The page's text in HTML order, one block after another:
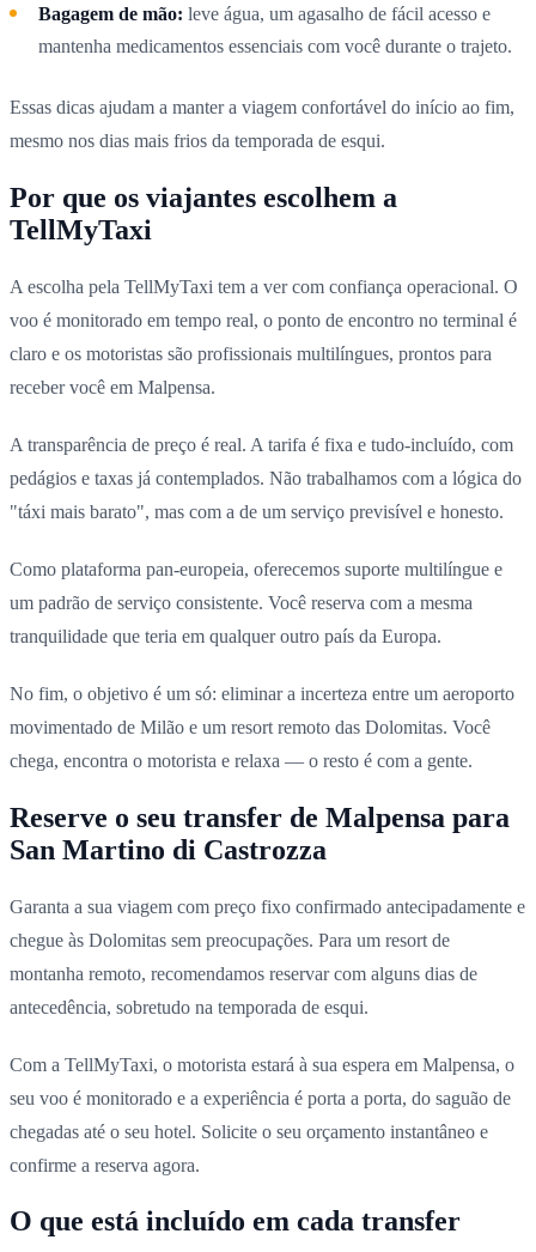
Bagagem de mão: leve água, um agasalho de fácil acesso e
mantenha medicamentos essenciais com você durante o trajeto.
Essas dicas ajudam a manter a viagem confortável do início ao fim,
mesmo nos dias mais frios da temporada de esqui.
Por que os viajantes escolhem a
TellMyTaxi
A escolha pela TellMyTaxi tem a ver com confiança operacional. O
voo é monitorado em tempo real, o ponto de encontro no terminal é
claro e os motoristas são profissionais multilíngues, prontos para
receber você em Malpensa.
A transparência de preço é real. A tarifa é fixa e tudo-incluído, com
pedágios e taxas já contemplados. Não trabalhamos com a lógica do
"táxi mais barato", mas com a de um serviço previsível e honesto.
Como plataforma pan-europeia, oferecemos suporte multilíngue e
um padrão de serviço consistente. Você reserva com a mesma
tranquilidade que teria em qualquer outro país da Europa.
No fim, o objetivo é um só: eliminar a incerteza entre um aeroporto
movimentado de Milão e um resort remoto das Dolomitas. Você
chega, encontra o motorista e relaxa — o resto é com a gente.
Reserve o seu transfer de Malpensa para
San Martino di Castrozza
Garanta a sua viagem com preço fixo confirmado antecipadamente e
chegue às Dolomitas sem preocupações. Para um resort de
montanha remoto, recomendamos reservar com alguns dias de
antecedência, sobretudo na temporada de esqui.
Com a TellMyTaxi, o motorista estará à sua espera em Malpensa, o
seu voo é monitorado e a experiência é porta a porta, do saguão de
chegadas até o seu hotel. Solicite o seu orçamento instantâneo e
confirme a reserva agora.
O que está incluído em cada transfer